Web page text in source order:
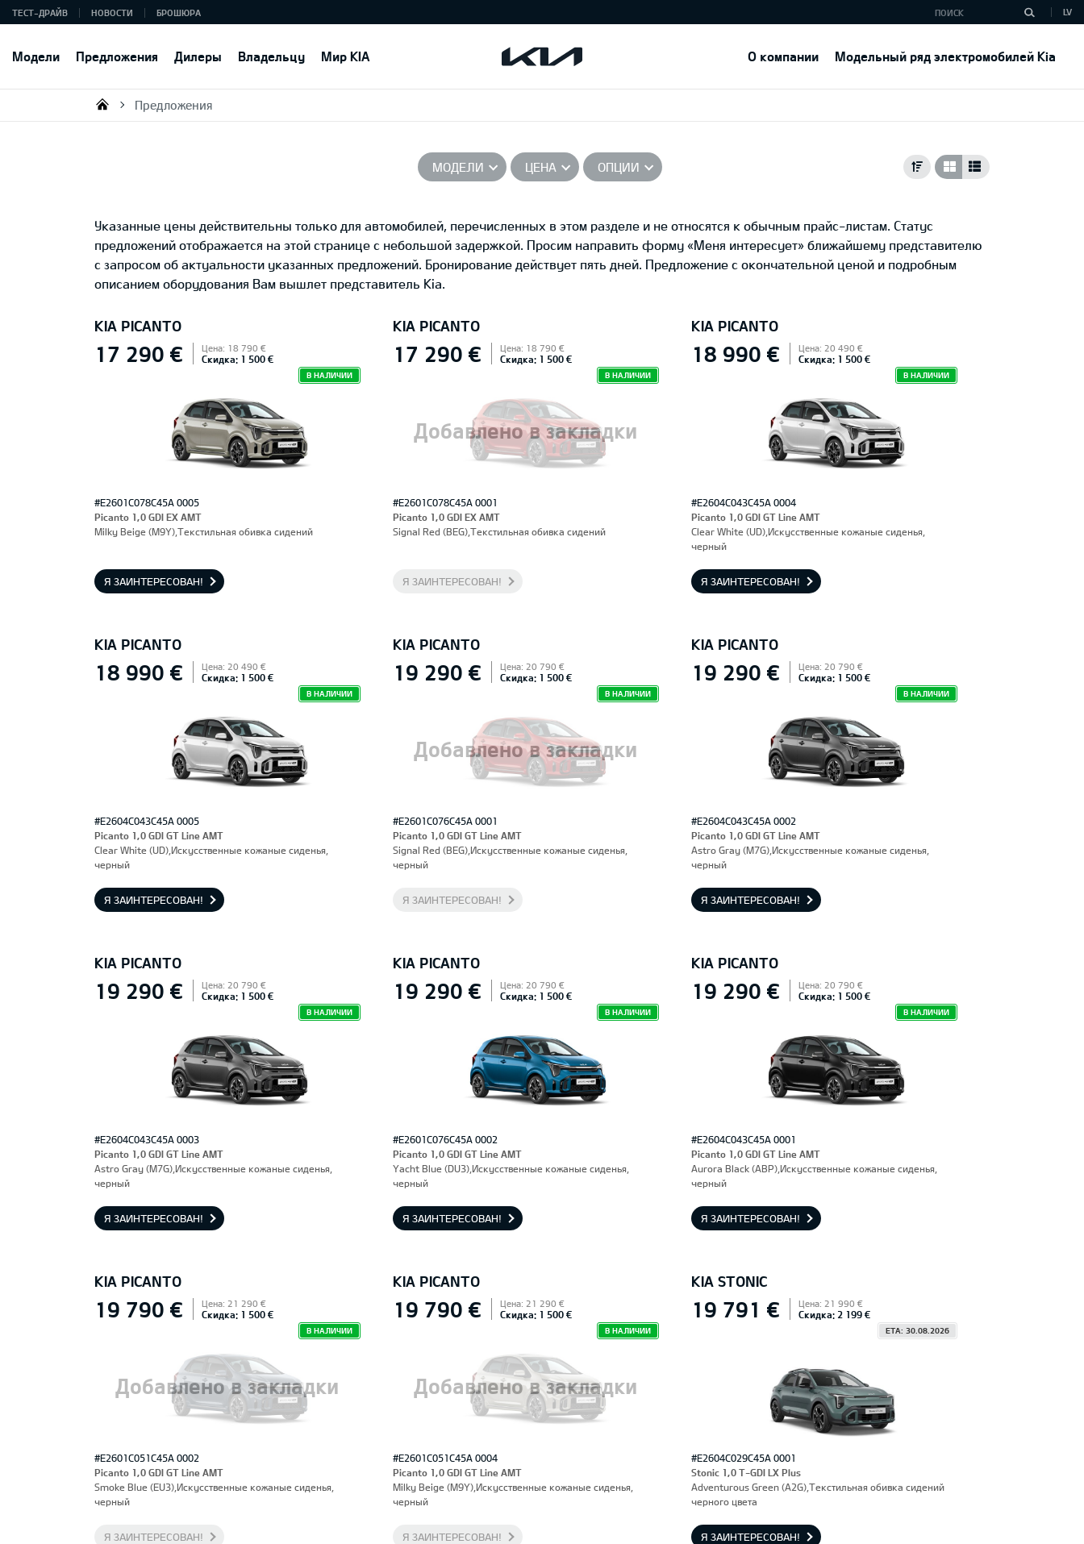
Модели Предложения Дилеры Владельцу Мир KIA О компании Модельный ряд электромобилей Kia
ТЕСТ-ДРАЙВ НОВОСТИ БРОШЮРА LV
KIA AUTO AS
Предложения
МОДЕЛИ ЦЕНА ОПЦИИ
Указанные цены действительны только для автомобилей, перечисленных в этом разделе и не относятся к обычным прайс-листам. Статус
предложений отображается на этой странице с небольшой задержкой. Просим направить форму «Меня интересует» ближайшему представителю
с запросом об актуальности указанных предложений. Бронирование действует пять дней. Предложение с окончательной ценой и подробным
описанием оборудования Вам вышлет представитель Kia.
KIA PICANTO
17 290 € Цена: 18 790 €
Скидка: 1 500 €
В НАЛИЧИИ
#E2601C078C45A 0005
Picanto 1,0 GDI EX AMT
Milky Beige (M9Y),Текстильная обивка сидений
Я ЗАИНТЕРЕСОВАН!
KIA PICANTO
Добавлено в закладки
17 290 € Цена: 18 790 €
Скидка: 1 500 €
В НАЛИЧИИ
#E2601C078C45A 0001
Picanto 1,0 GDI EX AMT
Signal Red (BEG),Текстильная обивка сидений
Я ЗАИНТЕРЕСОВАН!
KIA PICANTO
18 990 € Цена: 20 490 €
Скидка: 1 500 €
В НАЛИЧИИ
#E2604C043C45A 0004
Picanto 1,0 GDI GT Line AMT
Clear White (UD),Искусственные кожаные сиденья,
черный
Я ЗАИНТЕРЕСОВАН!
KIA PICANTO
18 990 € Цена: 20 490 €
Скидка: 1 500 €
В НАЛИЧИИ
#E2604C043C45A 0005
Picanto 1,0 GDI GT Line AMT
Clear White (UD),Искусственные кожаные сиденья,
черный
Я ЗАИНТЕРЕСОВАН!
KIA PICANTO
Добавлено в закладки
19 290 € Цена: 20 790 €
Скидка: 1 500 €
В НАЛИЧИИ
#E2601C076C45A 0001
Picanto 1,0 GDI GT Line AMT
Signal Red (BEG),Искусственные кожаные сиденья,
черный
Я ЗАИНТЕРЕСОВАН!
KIA PICANTO
19 290 € Цена: 20 790 €
Скидка: 1 500 €
В НАЛИЧИИ
#E2604C043C45A 0002
Picanto 1,0 GDI GT Line AMT
Astro Gray (M7G),Искусственные кожаные сиденья,
черный
Я ЗАИНТЕРЕСОВАН!
KIA PICANTO
19 290 € Цена: 20 790 €
Скидка: 1 500 €
В НАЛИЧИИ
#E2604C043C45A 0003
Picanto 1,0 GDI GT Line AMT
Astro Gray (M7G),Искусственные кожаные сиденья,
черный
Я ЗАИНТЕРЕСОВАН!
KIA PICANTO
19 290 € Цена: 20 790 €
Скидка: 1 500 €
В НАЛИЧИИ
#E2601C076C45A 0002
Picanto 1,0 GDI GT Line AMT
Yacht Blue (DU3),Искусственные кожаные сиденья,
черный
Я ЗАИНТЕРЕСОВАН!
KIA PICANTO
19 290 € Цена: 20 790 €
Скидка: 1 500 €
В НАЛИЧИИ
#E2604C043C45A 0001
Picanto 1,0 GDI GT Line AMT
Aurora Black (ABP),Искусственные кожаные сиденья,
черный
Я ЗАИНТЕРЕСОВАН!
KIA PICANTO
Добавлено в закладки
19 790 € Цена: 21 290 €
Скидка: 1 500 €
В НАЛИЧИИ
#E2601C051C45A 0002
Picanto 1,0 GDI GT Line AMT
Smoke Blue (EU3),Искусственные кожаные сиденья,
черный
Я ЗАИНТЕРЕСОВАН!
KIA PICANTO
Добавлено в закладки
19 790 € Цена: 21 290 €
Скидка: 1 500 €
В НАЛИЧИИ
#E2601C051C45A 0004
Picanto 1,0 GDI GT Line AMT
Milky Beige (M9Y),Искусственные кожаные сиденья,
черный
Я ЗАИНТЕРЕСОВАН!
KIA STONIC
19 791 € Цена: 21 990 €
Скидка: 2 199 €
ETA: 30.08.2026
#E2604C029C45A 0001
Stonic 1,0 T-GDI LX Plus
Adventurous Green (A2G),Текстильная обивка сидений
черного цвета
Я ЗАИНТЕРЕСОВАН!